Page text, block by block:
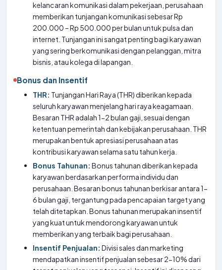
kelancaran komunikasi dalam pekerjaan, perusahaan
memberikan tunjangan komunikasi sebesar Rp
200.000 – Rp 500.000 per bulan untuk pulsa dan
internet. Tunjangan ini sangat penting bagi karyawan
yang sering berkomunikasi dengan pelanggan, mitra
bisnis, atau kolega di lapangan.
Bonus dan Insentif
THR: Tunjangan Hari Raya (THR) diberikan kepada
seluruh karyawan menjelang hari raya keagamaan.
Besaran THR adalah 1-2 bulan gaji, sesuai dengan
ketentuan pemerintah dan kebijakan perusahaan. THR
merupakan bentuk apresiasi perusahaan atas
kontribusi karyawan selama satu tahun kerja.
Bonus Tahunan: Bonus tahunan diberikan kepada
karyawan berdasarkan performa individu dan
perusahaan. Besaran bonus tahunan berkisar antara 1-
6 bulan gaji, tergantung pada pencapaian target yang
telah ditetapkan. Bonus tahunan merupakan insentif
yang kuat untuk mendorong karyawan untuk
memberikan yang terbaik bagi perusahaan.
Insentif Penjualan: Divisi sales dan marketing
mendapatkan insentif penjualan sebesar 2-10% dari